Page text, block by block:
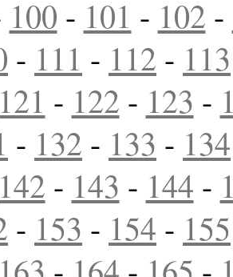
100 - 101 - 102 -
- 111 - 112 - 113
121 - 122 - 123 -
- 132 - 133 - 134
142 - 143 - 144 -
- 153 - 154 - 155